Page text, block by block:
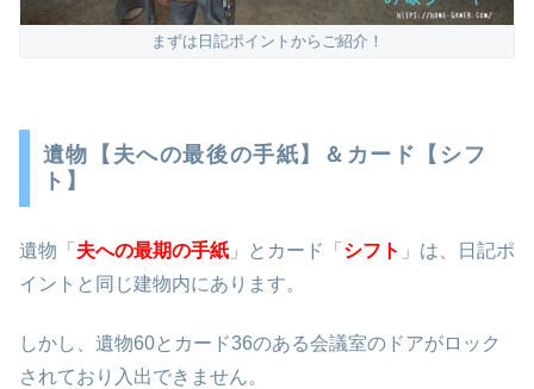
まずは日記ポイントからご紹介！
遺物【夫への最後の手紙】＆カード【シフ
ト】
遺物「 夫への最期の手紙 」とカード「 シフト 」は、日記ポ
イントと同じ建物内にあります。
しかし、遺物60とカード36のある会議室のドアがロック
されており入出できません。